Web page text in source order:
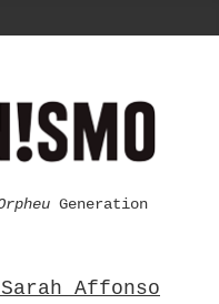
Generation
Affonso